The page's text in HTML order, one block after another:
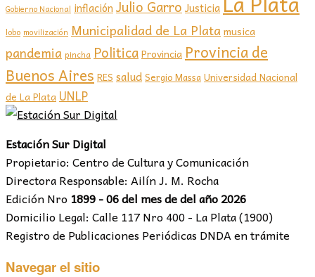
Gobierno Nacional inflación Julio Garro Justicia
lobo movilización Municipalidad de La Plata musica
pandemia pincha PoliticaProvincia Provincia de
Buenos Aires RES saludSergio MassaUniversidad Nacional
de La Plata UNLP
Estación Sur Digital
Propietario: Centro de Cultura y Comunicación
Directora Responsable: Ailín J. M. Rocha
Edición Nro 1899 - 06 del mes de del año 2026
Domicilio Legal: Calle 117 Nro 400 - La Plata (1900)
Registro de Publicaciones Periódicas DNDA en trámite
Navegar el sitio